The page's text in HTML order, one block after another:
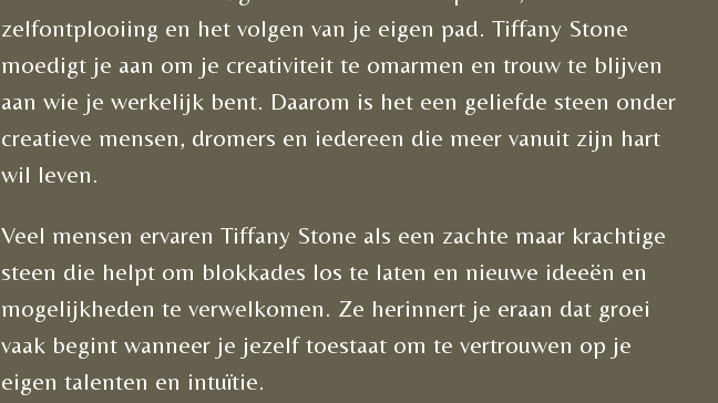
zelfontplooiing en het volgen van je eigen pad. Tiffany Stone
moedigt je aan om je creativiteit te omarmen en trouw te blijven
aan wie je werkelijk bent. Daarom is het een geliefde steen onder
creatieve mensen, dromers en iedereen die meer vanuit zijn hart
wil leven.
Veel mensen ervaren Tiffany Stone als een zachte maar krachtige
steen die helpt om blokkades los te laten en nieuwe ideeën en
mogelijkheden te verwelkomen. Ze herinnert je eraan dat groei
vaak begint wanneer je jezelf toestaat om te vertrouwen op je
eigen talenten en intuïtie.